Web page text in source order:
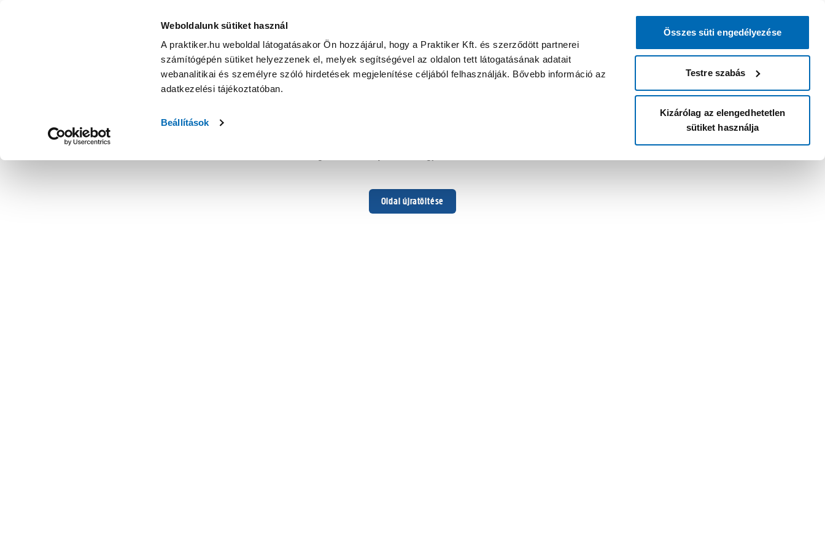
Weboldalunk sütiket használ
A praktiker.hu weboldal látogatásakor Ön hozzájárul, hogy a Praktiker Kft. és szerződött partnerei
számítógépén sütiket helyezzenek el, melyek segítségével az oldalon tett látogatásának adatait
webanalitikai és személyre szóló hirdetések megjelenítése céljából felhasználják. Bővebb információ az
adatkezelési tájékoztatóban.
Beállítások
Összes süti engedélyezése
Testre szabás
Kizárólag az elengedhetetlen
sütiket használja
Oldal újratöltése